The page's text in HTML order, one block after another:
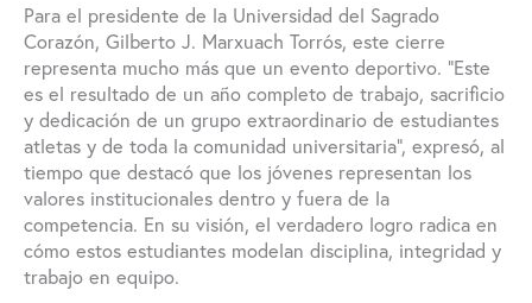
Para el presidente de la Universidad del Sagrado
Corazón, Gilberto J. Marxuach Torrós, este cierre
representa mucho más que un evento deportivo. “Este
es el resultado de un año completo de trabajo, sacrificio
y dedicación de un grupo extraordinario de estudiantes
atletas y de toda la comunidad universitaria”, expresó, al
tiempo que destacó que los jóvenes representan los
valores institucionales dentro y fuera de la
competencia. En su visión, el verdadero logro radica en
cómo estos estudiantes modelan disciplina, integridad y
trabajo en equipo.